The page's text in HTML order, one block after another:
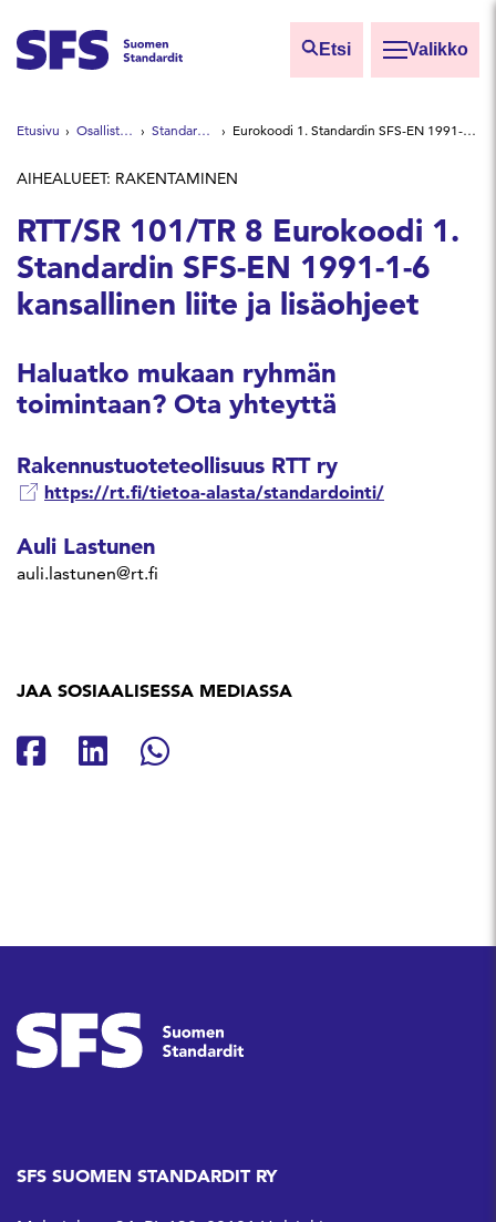
Etsi Valikko
Etsi sivuilta
Hae hakutermillä
Etusivu Osallistu ja vaikuta Standardointiryhmät Eurokoodi 1. Standardin SFS-EN 1991-1-6 kansallinen liite ja lisäohjeet
AIHEALUEET: RAKENTAMINEN
RTT/SR 101/TR 8 Eurokoodi 1.
Standardin SFS-EN 1991-1-6
kansallinen liite ja lisäohjeet
Haluatko mukaan ryhmän
toimintaan? Ota yhteyttä
Rakennustuoteteollisuus RTT ry
https://rt.fi/tietoa-alasta/standardointi/
Auli Lastunen
auli.lastunen@rt.fi
JAA SOSIAALISESSA MEDIASSA
Jaa Facebookissa
Jaa Linkedinissä
Jaa Whatsappissa
SFS SUOMEN STANDARDIT RY